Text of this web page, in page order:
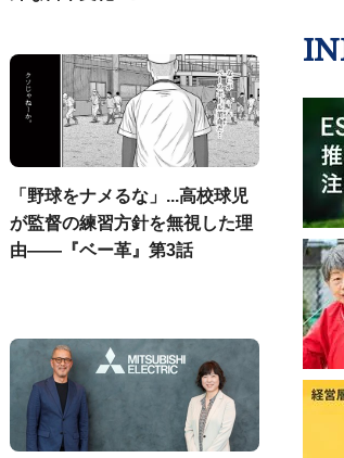
「野球をナメるな」...高校球児
が監督の練習方針を無視した理
由――『ベー革』第3話